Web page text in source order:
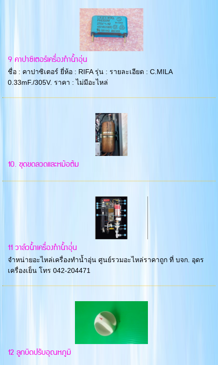
9 คาปาซิเตอร์เครื่องทำน้ำอุ่น
ชื่อ : คาปาซิเตอร์ ยี่ห้อ : RIFA รุ่น : รายละเอียด : C.MILA
0.33mF./305V. ราคา : ไม่มีอะไหล่
10. ชุดขดลวดและหม้อต้ม
11 วาล์วน้ำเครื่องทำน้ำอุ่่น
จำหน่ายอะไหล่เครื่องทำน้ำอุ่น ศูนย์รวมอะไหล่ราคาถูก ที่ บจก. อุดร
เครื่องเย็น โทร 042-204471
12 ลูกบิดปรับอุณหภูมิ